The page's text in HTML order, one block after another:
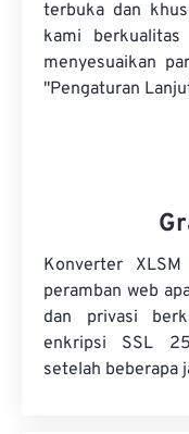
terbuka dan
kami
menyesuaikan
"Pengaturan
Konverter
peramban web
dan privasi
enkripsi SSL
setelah beberapa